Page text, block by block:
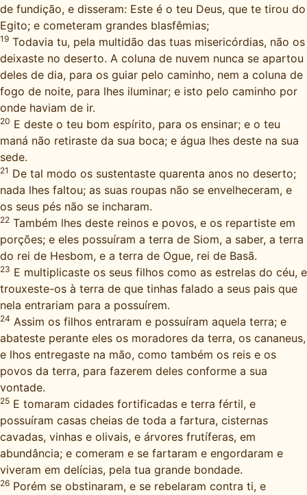
de fundição, e disseram: Este é o teu Deus, que te tirou do
Egito; e cometeram grandes blasfêmias;
19 Todavia tu, pela multidão das tuas misericórdias, não os
deixaste no deserto. A coluna de nuvem nunca se apartou
deles de dia, para os guiar pelo caminho, nem a coluna de
fogo de noite, para lhes iluminar; e isto pelo caminho por
onde haviam de ir.
20 E deste o teu bom espírito, para os ensinar; e o teu
maná não retiraste da sua boca; e água lhes deste na sua
sede.
21 De tal modo os sustentaste quarenta anos no deserto;
nada lhes faltou; as suas roupas não se envelheceram, e
os seus pés não se incharam.
22 Também lhes deste reinos e povos, e os repartiste em
porções; e eles possuíram a terra de Siom, a saber, a terra
do rei de Hesbom, e a terra de Ogue, rei de Basã.
23 E multiplicaste os seus filhos como as estrelas do céu, e
trouxeste-os à terra de que tinhas falado a seus pais que
nela entrariam para a possuírem.
24 Assim os filhos entraram e possuíram aquela terra; e
abateste perante eles os moradores da terra, os cananeus,
e lhos entregaste na mão, como também os reis e os
povos da terra, para fazerem deles conforme a sua
vontade.
25 E tomaram cidades fortificadas e terra fértil, e
possuíram casas cheias de toda a fartura, cisternas
cavadas, vinhas e olivais, e árvores frutíferas, em
abundância; e comeram e se fartaram e engordaram e
viveram em delícias, pela tua grande bondade.
26 Porém se obstinaram, e se rebelaram contra ti, e